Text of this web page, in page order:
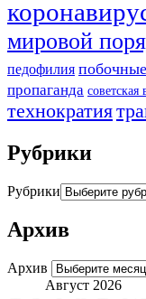
мировой
педофилия
пропаганда советская
технократия
Рубрики
Рубрики
Архив
Архив
Август 2026